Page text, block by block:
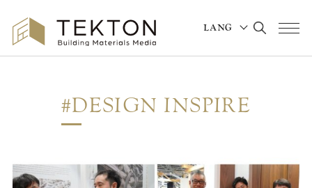
LANG メニュ
#オフィスリノベーション #デザイン思考 #持続可能
#DESIGN INSPIRE